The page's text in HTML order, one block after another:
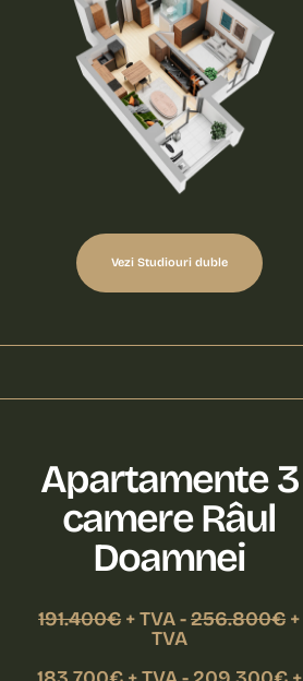
Vezi Studiouri duble
Apartamente 3
camere Râul
Doamnei
191.400€ + TVA -256.800€ +
TVA